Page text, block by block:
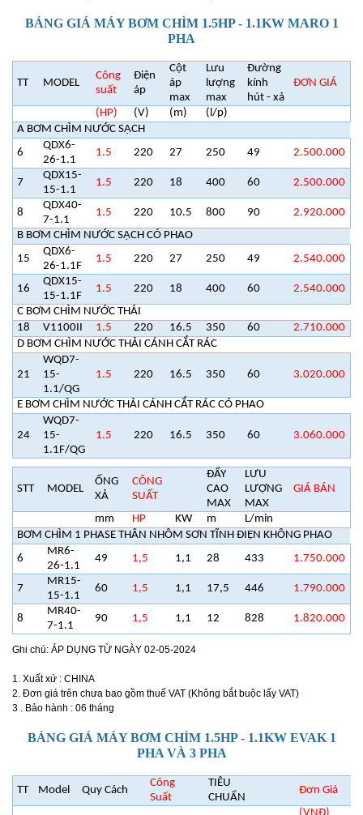
BẢNG GIÁ MÁY BƠM CHÌM 1.5HP - 1.1KW MARO 1
PHA
TT MODEL
Công
suất
Điện
áp
Cột
áp
max
Lưu
lượng
max
Đường
kính
hút - xả
ĐƠN GIÁ
(HP) (V) (m)
(l/p)
A BƠM CHÌM NƯỚC SẠCH
6
QDX6-
26-1.1
1.5 220 27 250 49 2.500.000
7
QDX15-
15-1.1
1.5 220 18 400 60 2.500.000
8
QDX40-
7-1.1
1.5 220 10.5 800 90
2.920.000
B BƠM CHÌM NƯỚC SẠCH CÓ PHAO
15
QDX6-
26-1.1F
1.5 220 27 250 49 2.540.000
16
QDX15-
15-1.1F
1.5 220 18 400 60
2.540.000
C BƠM CHÌM NƯỚC THẢI
18
V1100II 1.5 220 16.5 350 60
2.710.000
D BƠM CHÌM NƯỚC THẢI CÁNH CẮT RÁC
21
WQD7-
15-
1.1/QG
1.5 220 16.5 350 60 3.020.000
E BƠM CHÌM NƯỚC THẢI CÁNH CẮT RÁC CÓ PHAO
24
WQD7-
15-
1.1F/QG
1.5 220 16.5 350 60 3.060.000
STT MODEL
ỐNG
XẢ
CÔNG
SUẤT
ĐẨY
CAO
MAX
LƯU
LƯỢNG
MAX
GIÁ BÁN
mm HP KW m
L/min
BƠM CHÌM 1 PHASE THÂN NHÔM SƠN TĨNH ĐIỆN KHÔNG PHAO
6
MR6-
26-1.1
49 1,5 1,1 28 433 1.750.000
7
MR15-
15-1.1
60 1,5 1,1 17,5 446 1.790.000
8
MR40-
7-1.1
90 1,5 1,1 12 828 1.820.000
Ghi chú: ÁP DỤNG TỪ NGÀY 02-05-2024
1. Xuất xứ : CHINA
2. Đơn giá trên chưa bao gồm thuế VAT (Không bắt buộc lấy VAT)
3 . Bảo hành : 06 tháng
BẢNG GIÁ MÁY BƠM CHÌM 1.5HP - 1.1KW EVAK 1
PHA VÀ 3 PHA
TT Model Quy Cách
Công
Suất
TIÊU
CHUẨN
Đơn Giá
(VNĐ)